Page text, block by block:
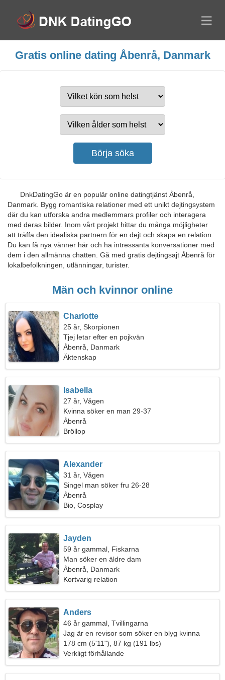
Gratis online dating Åbenrå, Danmark
DnkDatingGo är en populär online datingtjänst Åbenrå,
Danmark. Bygg romantiska relationer med ett unikt dejtingsystem
där du kan utforska andra medlemmars profiler och interagera
med deras bilder. Inom vårt projekt hittar du många möjligheter
att träffa den idealiska partnern för en dejt och skapa en relation.
Du kan få nya vänner här och ha intressanta konversationer med
dem i den allmänna chatten. Gå med gratis dejtingsajt Åbenrå för
lokalbefolkningen, utlänningar, turister.
Män och kvinnor online
Charlotte
25 år, Skorpionen
Tjej letar efter en pojkvän
Åbenrå, Danmark
Äktenskap
Isabella
27 år, Vågen
Kvinna söker en man 29-37
Åbenrå
Bröllop
Alexander
31 år, Vågen
Singel man söker fru 26-28
Åbenrå
Bio, Cosplay
Jayden
59 år gammal, Fiskarna
Man söker en äldre dam
Åbenrå, Danmark
Kortvarig relation
Anders
46 år gammal, Tvillingarna
Jag är en revisor som söker en blyg kvinna
178 cm (5'11"), 87 kg (191 lbs)
Verkligt förhållande